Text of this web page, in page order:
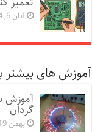
آبان 6, 1404
آموزش های بیشتر
آموزش
گردان
بهمن 19, 1392